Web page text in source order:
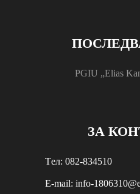
PGIU „Elias
ЗА
Tел: 082-834510
E-mail: info-